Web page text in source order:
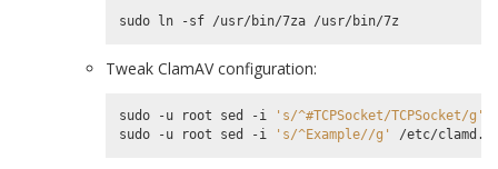
Tweak ClamAV configuration:
sudo -u root sed -i 's/^#TCPSocket/TCPSocket/g'
sudo -u root sed -i
's/^Example//g'